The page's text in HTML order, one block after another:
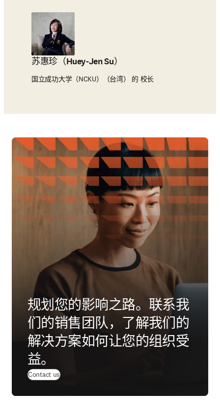
苏惠珍（Huey-Jen Su）
国立成功大学（NCKU）（台湾） 的 校长
规划您的影响之路。联系我
们的销售团队，了解我们的
解决方案如何让您的组织受
益。
Contact us